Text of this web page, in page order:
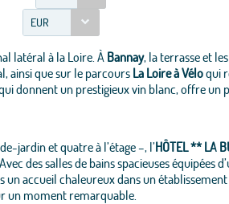
EUR
latéral à la Loire. À Bannay, la terrasse et
ainsi que sur le parcoursLa Loire à Véloqui
donnent un prestigieux vin blanc, offre un
jardin et quatre à l’étage –, l’HÔTEL**LA
des salles de bains spacieuses équipées
accueil chaleureux dans un
un moment remarquable.